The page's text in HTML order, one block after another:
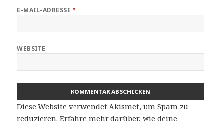
E-MAIL-ADRESSE *
WEBSITE
Diese Website verwendet Akismet, um Spam zu
reduzieren.Erfahre mehr darüber, wie deine